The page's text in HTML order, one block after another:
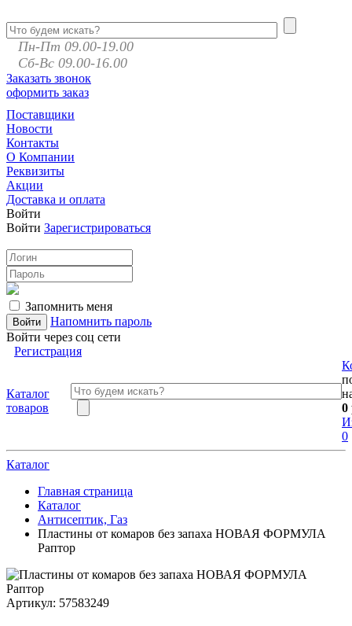
Пн-Пт 09.00-19.00
Сб-Вс 09.00-16.00
Заказать звонок
оформить заказ
Поставщики
Новости
Контакты
О Компании
Реквизиты
Акции
Доставка и оплата
Войти
Войти Зарегистрироваться
Запомнить меня
Напомнить пароль
Войти через соц сети
Регистрация
Каталог
товаров
0
0
Каталог
Главная страница
Каталог
Антисептик, Газ
Пластины от комаров без запаха НОВАЯ ФОРМУЛА
Раптор
Артикул: 57583249